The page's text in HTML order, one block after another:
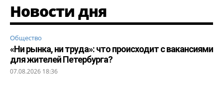
Новости дня
Общество
«Ни рынка, ни труда»: что происходит с вакансиями
для жителей Петербурга?
07.08.2026 18:36